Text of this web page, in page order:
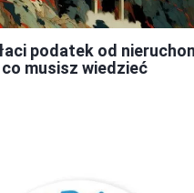
podatek od
musisz wiedzieć